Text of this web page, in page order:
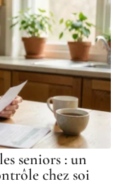
seniors : un
chez soi